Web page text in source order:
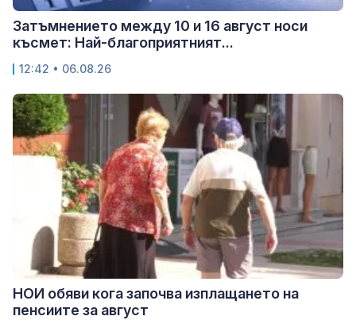
Затъмнението между 10 и 16 август носи
късмет: Най-благоприятният...
12:42 • 06.08.26
НОИ обяви кога започва изплащането на
пенсиите за август